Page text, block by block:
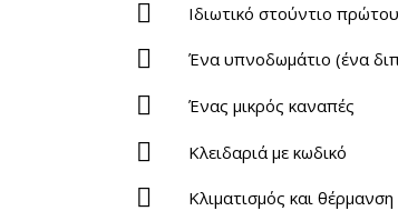
Ιδιωτικό στούντιο
Ένα υπνοδωμάτιο (ένα
Ένας μικρός καναπές
Κλειδαριά με κωδικό
Κλιματισμός και θέρμανση